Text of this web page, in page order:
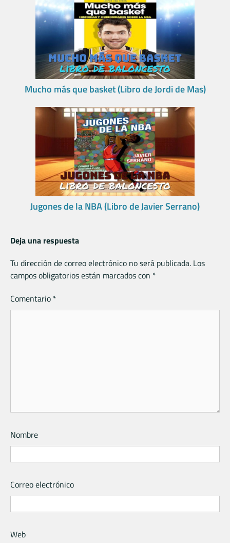
Mucho más que basket (Libro de Jordi de Mas)
Jugones de la NBA (Libro de Javier Serrano)
Deja una respuesta
Tu dirección de correo electrónico no será publicada. Los
campos obligatorios están marcados con *
Comentario *
Nombre
Correo electrónico
Web